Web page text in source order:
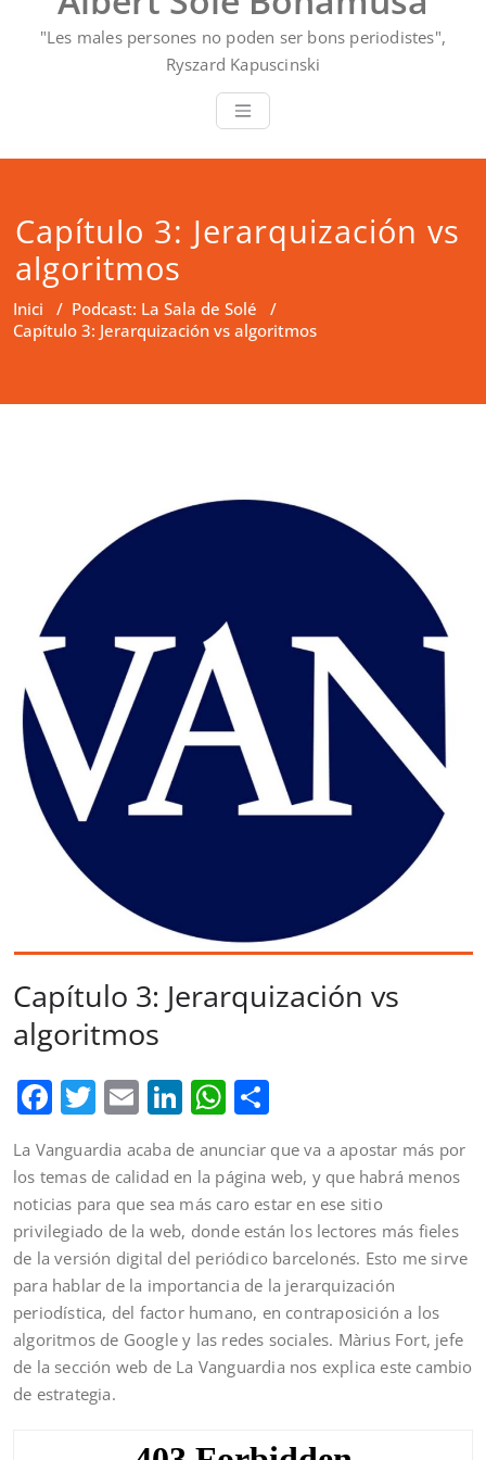
"Les males persones no poden ser bons periodistes",
Ryszard Kapuscinski
Capítulo 3: Jerarquización vs
algoritmos
Inici / Podcast: La Sala de Solé /
Capítulo 3: Jerarquización vs algoritmos
Capítulo 3: Jerarquización vs
algoritmos
Facebook
Twitter
EmailLinkedIn
WhatsApp
La Vanguardia acaba de anunciar que va a apostar más por
los temas de calidad en la página web, y que habrá menos
noticias para que sea más caro estar en ese sitio
privilegiado de la web, donde están los lectores más fieles
de la versión digital del periódico barcelonés. Esto me sirve
para hablar de la importancia de la jerarquización
periodística, del factor humano, en contraposición a los
algoritmos de Google y las redes sociales. Màrius Fort, jefe
de la sección web de La Vanguardia nos explica este cambio
de estrategia.